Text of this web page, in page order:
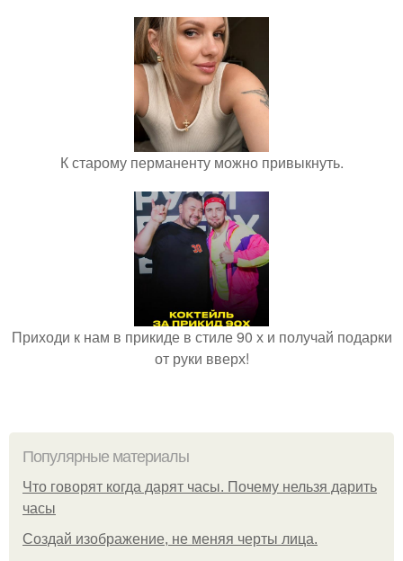
К старому перманенту можно привыкнуть.
Приходи к нам в прикиде в стиле 90 х и получай подарки
от руки вверх!
Популярные материалы
Что говорят когда дарят часы. Почему нельзя дарить
часы
Создай изображение, не меняя черты лица.